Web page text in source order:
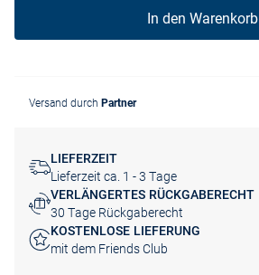
In den Warenkorb
Versand durch Partner
LIEFERZEIT
Lieferzeit ca. 1 - 3 Tage
VERLÄNGERTES RÜCKGABERECHT
30 Tage Rückgaberecht
KOSTENLOSE LIEFERUNG
mit dem Friends Club